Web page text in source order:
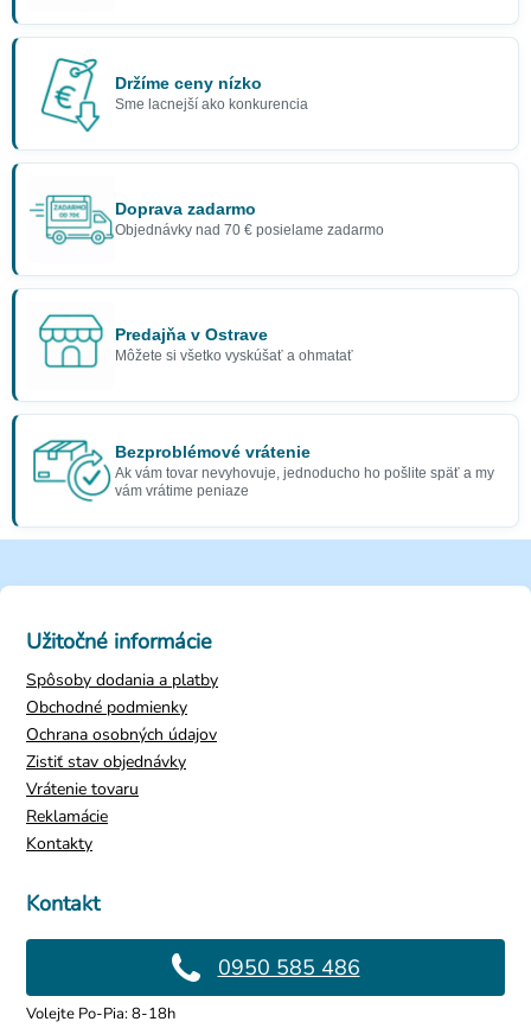
Držíme ceny nízko
Sme lacnejší ako konkurencia
Doprava zadarmo
Objednávky nad 70 € posielame zadarmo
Predajňa v Ostrave
Môžete si všetko vyskúšať a ohmatať
Bezproblémové vrátenie
Ak vám tovar nevyhovuje, jednoducho ho pošlite späť a my
vám vrátime peniaze
Kontakt
0950 585 486
Volejte Po-Pia: 8-18h
Užitočné informácie
Spôsoby dodania a platby
Obchodné podmienky
Ochrana osobných údajov
Zistiť stav objednávky
Vrátenie tovaru
Reklamácie
Kontakty